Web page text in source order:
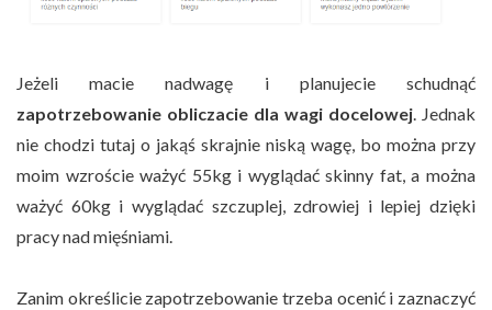
Jeżeli macie nadwagę i planujecie schudnąć
zapotrzebowanie obliczacie dla wagi docelowej. Jednak
nie chodzi tutaj o jakąś skrajnie niską wagę, bo można przy
moim wzroście ważyć 55kg i wyglądać skinny fat, a można
ważyć 60kg i wyglądać szczuplej, zdrowiej i lepiej dzięki
pracy nad mięśniami.
Zanim określicie zapotrzebowanie trzeba ocenić i zaznaczyć